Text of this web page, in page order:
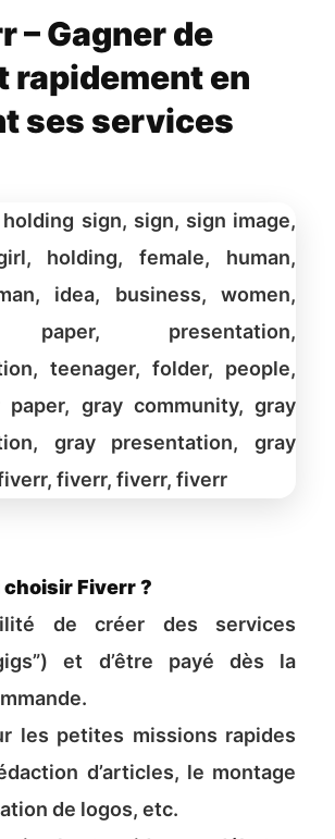
rapidement en
ses services
Fiverr ?
de créer des services
et d’être payé dès la
les petites missions rapides
d’articles, le montage
de logos, etc.